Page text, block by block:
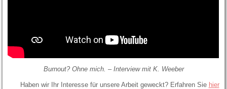
Burnout? Ohne mich. – Interview mit K. Weeber
Haben wir Ihr Interesse für unsere Arbeit geweckt? Erfahren Sie hier